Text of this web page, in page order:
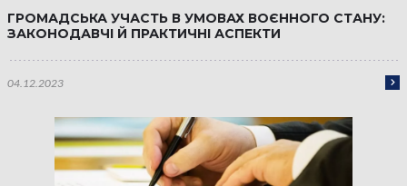
ГРОМАДСЬКА УЧАСТЬ В УМОВАХ ВОЄННОГО СТАНУ:
ЗАКОНОДАВЧІ Й ПРАКТИЧНІ АСПЕКТИ
04.12.2023